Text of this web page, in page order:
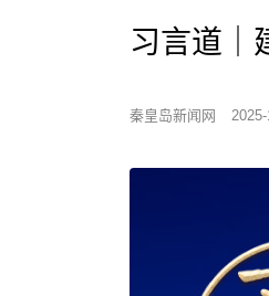
习言道｜
秦皇岛新闻网